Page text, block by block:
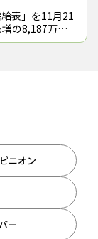
表」を11月21
の8,187万
が、国産材の
ニオン
ー